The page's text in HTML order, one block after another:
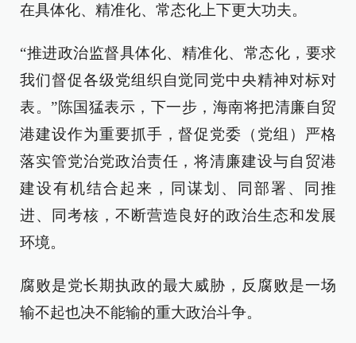
在具体化、精准化、常态化上下更大功夫。
“推进政治监督具体化、精准化、常态化，要求
我们督促各级党组织自觉同党中央精神对标对
表。”陈国猛表示，下一步，海南将把清廉自贸
港建设作为重要抓手，督促党委（党组）严格
落实管党治党政治责任，将清廉建设与自贸港
建设有机结合起来，同谋划、同部署、同推
进、同考核，不断营造良好的政治生态和发展
环境。
腐败是党长期执政的最大威胁，反腐败是一场
输不起也决不能输的重大政治斗争。